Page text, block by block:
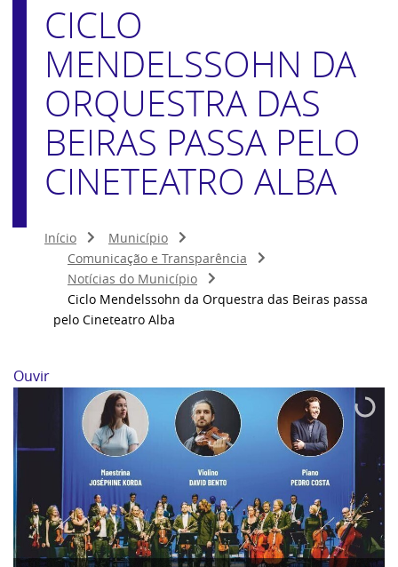
CICLO
MENDELSSOHN DA
ORQUESTRA DAS
BEIRAS PASSA PELO
CINETEATRO ALBA
Início
Município
Comunicação e Transparência
Notícias do Município
Ciclo Mendelssohn da Orquestra das Beiras passa
pelo Cineteatro Alba
Ouvir